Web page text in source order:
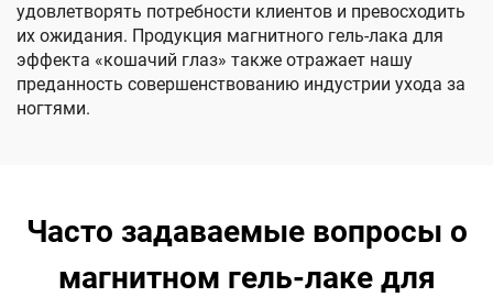
удовлетворять потребности клиентов и превосходить
их ожидания. Продукция магнитного гель-лака для
эффекта «кошачий глаз» также отражает нашу
преданность совершенствованию индустрии ухода за
ногтями.
Часто задаваемые вопросы о
магнитном гель-лаке для